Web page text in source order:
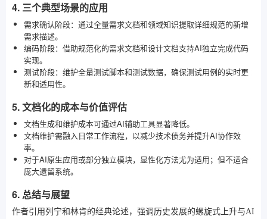
4. 三个典型场景的应用
需求确认阶段：通过全量需求文档和领域知识提取详细规范的新增
需求描述。
编码阶段：借助规范化的需求文档和设计文档支持AI独立完成代码
实现。
测试阶段：维护全量测试脚本和测试数据，确保测试用例的实时更
新和适用性。
5. 文档化的成本与价值评估
文档生成和维护成本可通过AI辅助工具显著降低。
文档维护需融入日常工作流程，以减少技术债务并提升AI协作效
率。
对于AI原生应用或部分独立模块，显性化方法尤为适用；但不适合
庞大遗留系统。
6. 总结与展望
作者引用列宁和林肯的经典论述，强调历史发展的螺旋式上升与AI